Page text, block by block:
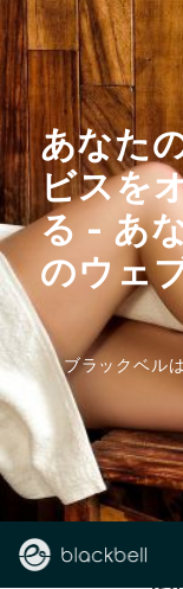
あなた
ビスを
る - あ
のウェ
ブラックベル